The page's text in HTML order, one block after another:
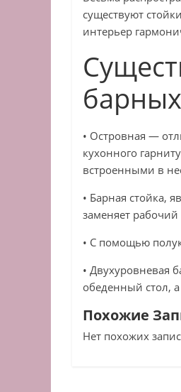
существуют
интерьер
• Островная —
кухонного
встроенными в
• Барная стойка,
заменяет
• С помощью
• Двухуровневая
обеденный стол,
Похожие
Нет похожих